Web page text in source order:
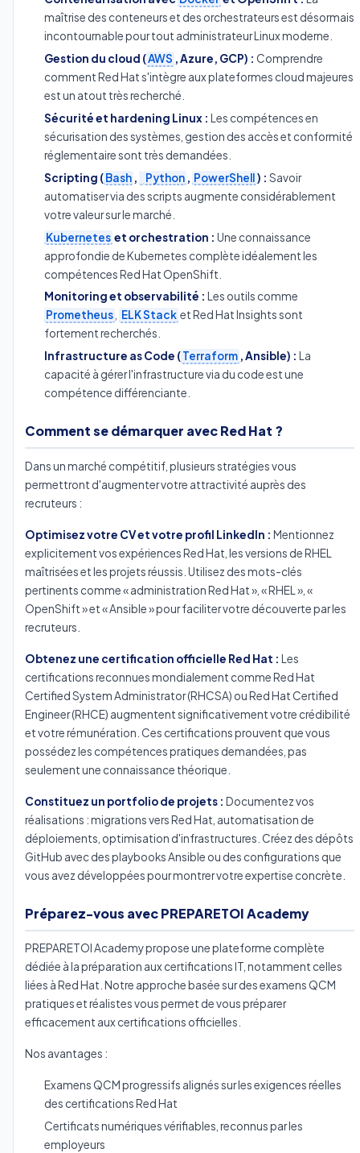
maîtrise des conteneurs et des orchestrateurs est désormais
incontournable pour tout administrateur Linux moderne.
Gestion du cloud (AWS , Azure, GCP) : Comprendre
comment Red Hat s'intègre aux plateformes cloud majeures
est un atout très recherché.
Sécurité et hardening Linux : Les compétences en
sécurisation des systèmes, gestion des accès et conformité
réglementaire sont très demandées.
Scripting ( Bash , Python , PowerShell) : Savoir
automatiser via des scripts augmente considérablement
votre valeur sur le marché.
Kubernetes et orchestration : Une connaissance
approfondie de Kubernetes complète idéalement les
compétences Red Hat OpenShift.
Monitoring et observabilité : Les outils comme
Prometheus
ELK Stack et Red Hat Insights sont
fortement recherchés.
Infrastructure as Code ( Terraform , Ansible) : La
capacité à gérer l'infrastructure via du code est une
compétence différenciante.
Comment se démarquer avec Red Hat ?
Dans un marché compétitif, plusieurs stratégies vous
permettront d'augmenter votre attractivité auprès des
recruteurs :
Optimisez votre CV et votre profil LinkedIn : Mentionnez
explicitement vos expériences Red Hat, les versions de RHEL
maîtrisées et les projets réussis. Utilisez des mots-clés
pertinents comme « administration Red Hat », « RHEL », «
OpenShift » et « Ansible » pour faciliter votre découverte par les
recruteurs.
Obtenez une certification officielle Red Hat : Les
certifications reconnues mondialement comme Red Hat
Certified System Administrator (RHCSA) ou Red Hat Certified
Engineer (RHCE) augmentent significativement votre crédibilité
et votre rémunération. Ces certifications prouvent que vous
possédez les compétences pratiques demandées, pas
seulement une connaissance théorique.
Constituez un portfolio de projets : Documentez vos
réalisations : migrations vers Red Hat, automatisation de
déploiements, optimisation d'infrastructures. Créez des dépôts
GitHub avec des playbooks Ansible ou des configurations que
vous avez développées pour montrer votre expertise concrète.
Préparez-vous avec PREPARETOI Academy
PREPARETOI Academy propose une plateforme complète
dédiée à la préparation aux certifications IT, notamment celles
liées à Red Hat. Notre approche basée sur des examens QCM
pratiques et réalistes vous permet de vous préparer
efficacement aux certifications officielles.
Nos avantages :
Examens QCM progressifs alignés sur les exigences réelles
des certifications Red Hat
Certificats numériques vérifiables, reconnus par les
employeurs